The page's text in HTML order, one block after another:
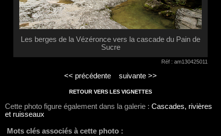
Les berges de la Vézéronce vers la cascade du Pain de
Sucre
Réf : am130425011
<< précédente suivante >>
RETOUR VERS LES VIGNETTES
Cette photo figure également dans la galerie : Cascades, rivières
et ruisseaux
Mots clés associés à cette photo :